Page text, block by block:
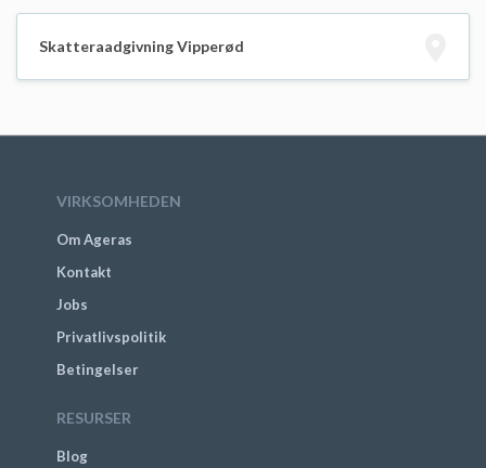
Skatteraadgivning Vipperød
VIRKSOMHEDEN
Om Ageras
Kontakt
Jobs
Privatlivspolitik
Betingelser
RESURSER
Blog